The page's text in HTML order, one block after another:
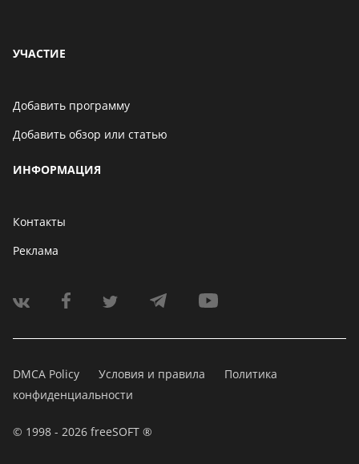
УЧАСТИЕ
Добавить программу
Добавить обзор или статью
ИНФОРМАЦИЯ
Контакты
Реклама
DMCA Policy Условия и правила
Политика
конфиденциальности
© 1998 - 2026 freeSOFT ®